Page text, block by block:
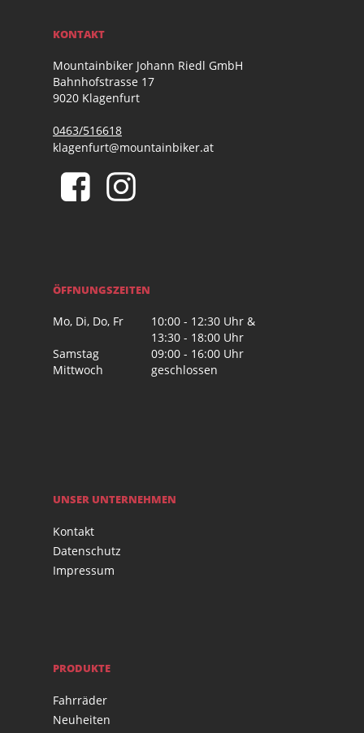
KONTAKT
Mountainbiker Johann Riedl GmbH
Bahnhofstrasse 17
9020 Klagenfurt
0463/516618
klagenfurt@mountainbiker.at
ÖFFNUNGSZEITEN
Mo, Di, Do, Fr
10:00 - 12:30 Uhr &
13:30 - 18:00 Uhr
Samstag
09:00 - 16:00 Uhr
Mittwoch
geschlossen
UNSER UNTERNEHMEN
Kontakt
Datenschutz
Impressum
PRODUKTE
Fahrräder
Neuheiten